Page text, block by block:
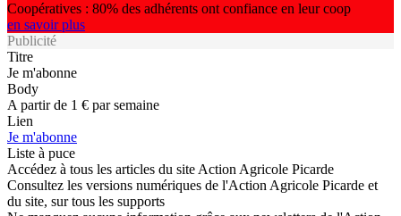
Coopératives : 80% des adhérents ont confiance en leur coop
en savoir plus
Publicité
Titre
Je m'abonne
Body
A partir de 1 € par semaine
Lien
Je m'abonne
Liste à puce
Accédez à tous les articles du site Action Agricole Picarde
Consultez les versions numériques de l'Action Agricole Picarde et
du site, sur tous les supports